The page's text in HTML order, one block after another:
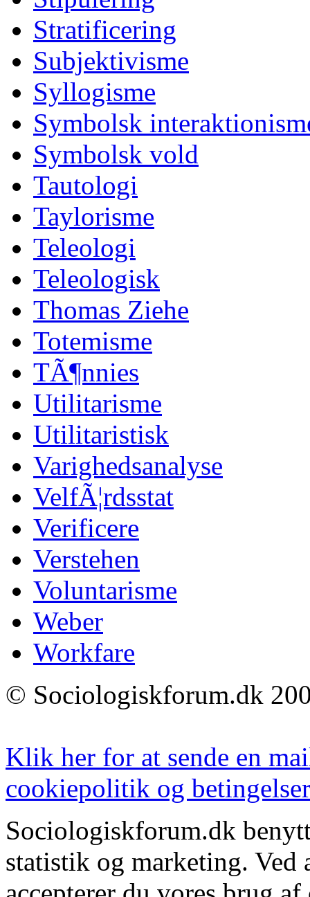
Stratificering
Subjektivisme
Syllogisme
Symbolsk
Symbolsk vold
Tautologi
Taylorisme
Teleologi
Teleologisk
Thomas Ziehe
Totemisme
TÃ¶nnies
Utilitarisme
Utilitaristisk
Varighedsanalyse
VelfÃ¦rdsstat
Verificere
Verstehen
Voluntarisme
Weber
Workfare
© Sociologiskforum.dk
Klik her for at sende en
cookiepolitik og
Sociologiskforum.dk
statistik og marketing. Ved